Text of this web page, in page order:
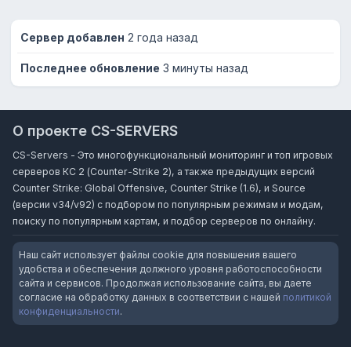
Сервер добавлен 2 года назад
Последнее обновление 3 минуты назад
О проекте CS-SERVERS
CS-Servers - Это многофункциональный мониторинг и топ игровых
серверов КС 2 (Counter-Strike 2), а также предыдущих версий
Counter Strike: Global Offensive, Counter Strike (1.6), и Source
(версии v34/v92) с подбором по популярным режимам и модам,
поиску по популярным картам, и подбор серверов по онлайну.
Наш сайт использует файлы cookie для повышения вашего
удобства и обеспечения должного уровня работоспособности
сайта и сервисов. Продолжая использование сайта, вы даете
согласие на обработку данных в соответствии с нашей политикой
конфиденциальности.